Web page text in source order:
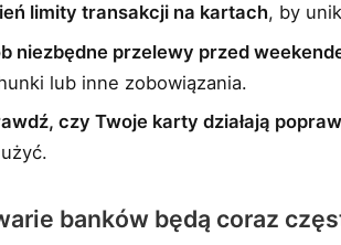
limity transakcji na kartach, by
niezbędne przelewy przed
lub inne zobowiązania.
czy Twoje karty działają
banków będą coraz